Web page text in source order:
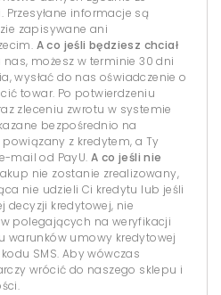
informacje są
zapisywane ani
A co jeśli będziesz chciał
nas, możesz w terminie 30 dni
wysłać do nas oświadczenie o
towar. Po potwierdzeniu
zleceniu zwrotu w systemie
bezpośrednio na
z kredytem, a Ty
mail od PayU. A co jeśli nie
nie zostanie zrealizowany,
nie udzieli Ci kredytu lub jeśli
kredytowej, nie
polegających na weryfikacji
warunków umowy kredytowej
SMS. Aby wówczas
wrócić do naszego sklepu i